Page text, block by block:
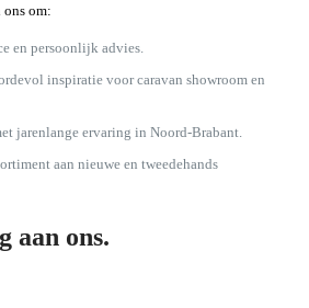
ons om:
en persoonlijk advies.
inspiratie voor caravan showroom en
jarenlange ervaring in Noord-Brabant.
aan nieuwe en tweedehands
aan ons.